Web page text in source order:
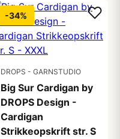
-34%
DROPS - GARNSTUDIO
Big Sur Cardigan by
DROPS Design -
Cardigan
Strikkeopskrift str. S